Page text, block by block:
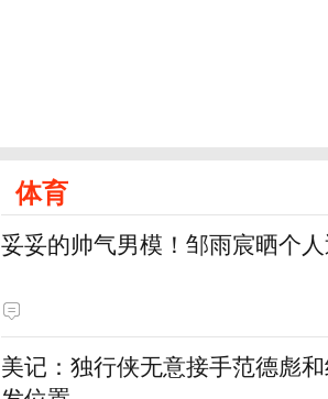
体育
妥妥的帅气男模！邹雨宸晒个
美记：独行侠无意接手范德彪